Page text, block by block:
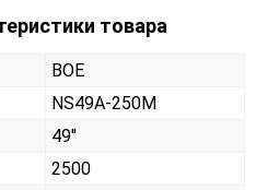
товара
BOE
NS49A-250M
49"
2500